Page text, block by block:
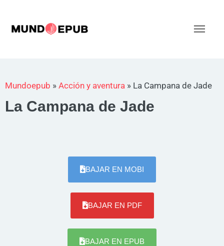
contenido
Mundoepub » Acción y aventura » La Campana de Jade
La Campana de Jade
BAJAR EN MOBI
BAJAR EN PDF
BAJAR EN EPUB